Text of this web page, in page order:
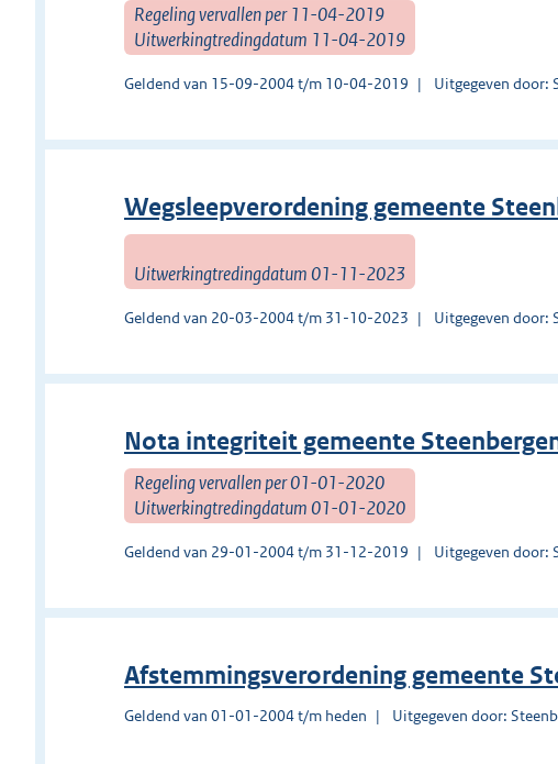
Regeling vervallen per 11-04-2019
Uitwerkingtredingdatum 11-04-2019
Geldend van 15-09-2004 t/m 10-04-2019 Uitgegeven door:
Wegsleepverordening gemeente
Uitwerkingtredingdatum 01-11-2023
Geldend van 20-03-2004 t/m 31-10-2023 Uitgegeven door:
Nota integriteit gemeente
Regeling vervallen per 01-01-2020
Uitwerkingtredingdatum 01-01-2020
Geldend van 29-01-2004 t/m 31-12-2019 Uitgegeven door:
Afstemmingsverordening gemeente
Geldend van 01-01-2004 t/m heden Uitgegeven door: